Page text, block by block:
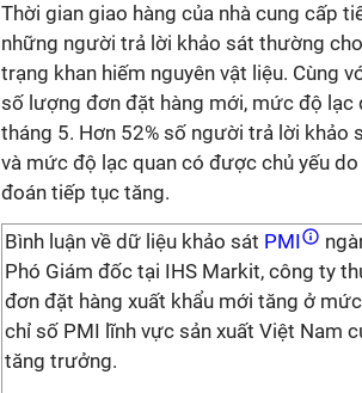
Thời gian giao hàng của nhà cung cấp
những người trả lời khảo sát thường
trạng khan hiếm nguyên vật liệu. Cùng
số lượng đơn đặt hàng mới, mức độ
tháng 5. Hơn 52% số người trả lời
và mức độ lạc quan có được chủ yếu
đoán tiếp tục tăng.
Bình luận về dữ liệu khảo sát PMI
Phó Giám đốc tại IHS Markit, công ty
đơn đặt hàng xuất khẩu mới tăng ở
chỉ số PMI lĩnh vực sản xuất Việt Nam
tăng trưởng.